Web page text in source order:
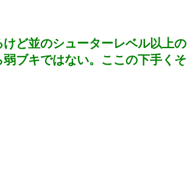
ど並のシューターレベル以上の
ブキではない。ここの下手くそ